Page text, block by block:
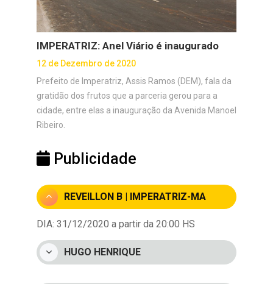
IMPERATRIZ: Anel Viário é inaugurado
12 de Dezembro de 2020
Prefeito de Imperatriz, Assis Ramos (DEM), fala da
gratidão dos frutos que a parceria gerou para a
cidade, entre elas a inauguração da Avenida Manoel
Ribeiro.
Publicidade
REVEILLON B | IMPERATRIZ-MA
DIA: 31/12/2020 a partir da 20:00 HS
HUGO HENRIQUE